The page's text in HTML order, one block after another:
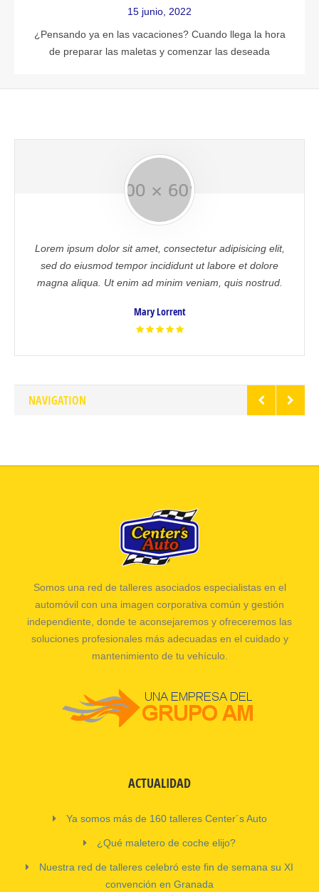
15 junio, 2022
¿Pensando ya en las vacaciones? Cuando llega la hora
de preparar las maletas y comenzar las deseada
Lorem ipsum dolor sit amet, consectetur adipisicing elit,
sed do eiusmod tempor incididunt ut labore et dolore
magna aliqua. Ut enim ad minim veniam, quis nostrud.
Mary Lorrent
NAVIGATION
Somos una red de talleres asociados especialistas en el
automóvil con una imagen corporativa común y gestión
independiente, donde te aconsejaremos y ofreceremos las
soluciones profesionales más adecuadas en el cuidado y
mantenimiento de tu vehículo.
ACTUALIDAD
Ya somos más de 160 talleres Center´s Auto
¿Qué maletero de coche elijo?
Nuestra red de talleres celebró este fin de semana su XI
convención en Granada